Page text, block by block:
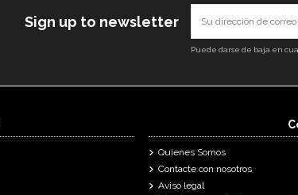
Sign up to newsletter
Puede darse de baja en
Quienes Somos
Contacte con nosotros
Aviso legal